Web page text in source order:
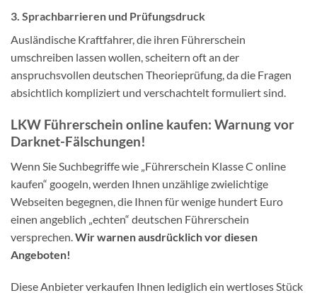
3. Sprachbarrieren und Prüfungsdruck
Ausländische Kraftfahrer, die ihren Führerschein
umschreiben lassen wollen, scheitern oft an der
anspruchsvollen deutschen Theorieprüfung, da die Fragen
absichtlich kompliziert und verschachtelt formuliert sind.
LKW Führerschein online kaufen: Warnung vor
Darknet-Fälschungen!
Wenn Sie Suchbegriffe wie „Führerschein Klasse C online
kaufen“ googeln, werden Ihnen unzählige zwielichtige
Webseiten begegnen, die Ihnen für wenige hundert Euro
einen angeblich „echten“ deutschen Führerschein
versprechen. Wir warnen ausdrücklich vor diesen
Angeboten!
Diese Anbieter verkaufen Ihnen lediglich ein wertloses Stück